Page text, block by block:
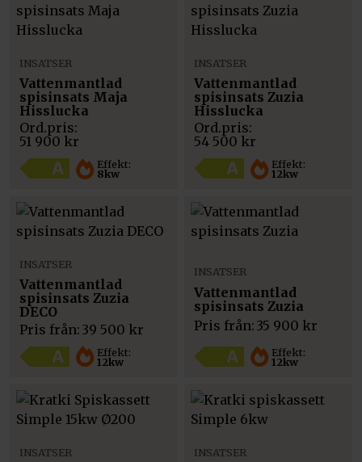
Effekt:
8kw
INSATSER
Vattenmantlad
spisinsats Maja
Hisslucka
51 900 kr
Effekt:
12kw
INSATSER
Vattenmantlad
spisinsats Zuzia
Hisslucka
54 500 kr
Effekt:
12kw
INSATSER
Vattenmantlad
spisinsats Zuzia
DECO
Pris från: 39 500 kr
Effekt:
12kw
INSATSER
Vattenmantlad
spisinsats Zuzia
Pris från: 35 900 kr
INSATSER INSATSER